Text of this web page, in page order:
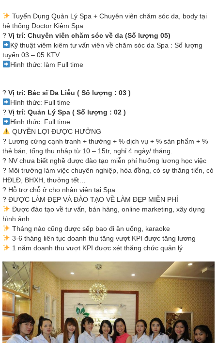
Tuyển Dụng Quản Lý Spa + Chuyên viên chăm sóc da, body tại
hệ thống Doctor Kiệm Spa
? Vị trí: Chuyên viên chăm sóc về da (Số lượng 05)
Kỹ thuật viêm kiêm tư vấn viên về chăm sóc da Spa : Số lượng
tuyển 03 – 05 KTV
Hình thức: làm Full time
? Vị trí: Bác sĩ Da Liễu ( Số lượng : 03 )
Hình thức: Full time
? Vị trí: Quản Lý Spa ( Số lượng : 02 )
Hình thức: Full time
QUYỀN LỢI ĐƯỢC HƯỞNG
? Lương cứng cạnh tranh + thưởng + % dịch vụ + % sản phẩm + %
thẻ bán, tổng thu nhập từ 10 – 15tr, nghỉ 4 ngày/ tháng.
? NV chưa biết nghề được đào tạo miễn phí hưởng lương học việc
? Môi trường làm việc chuyên nghiệp, hòa đồng, có sự thăng tiến, có
HĐLĐ, BHXH, thưởng tết…
? Hỗ trợ chỗ ở cho nhân viên tại Spa
? ĐƯỢC LÀM ĐẸP VÀ ĐÀO TẠO VỀ LÀM ĐẸP MIỄN PHÍ
Được đào tạo về tư vấn, bán hàng, online marketing, xây dựng
hình ảnh
Tháng nào cũng được sếp bao đi ăn uống, karaoke
3-6 tháng liên tục doanh thu tăng vượt KPI được tăng lương
1 năm doanh thu vượt KPI được xét thăng chức quản lý